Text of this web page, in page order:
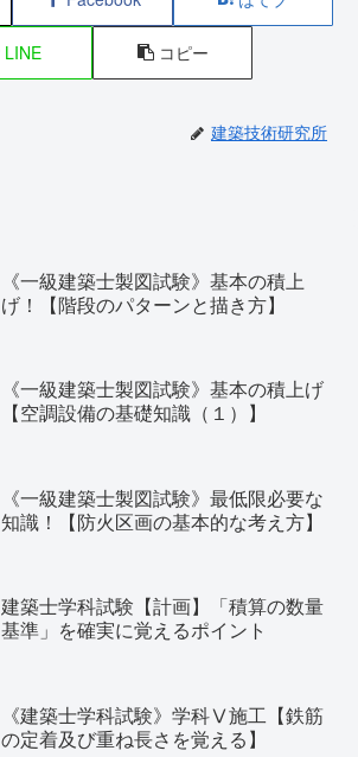
LINE コピー
建築技術研究所
《一級建築士製図試験》基本の積上
げ！【階段のパターンと描き方】
《一級建築士製図試験》基本の積上げ
【空調設備の基礎知識（１）】
《一級建築士製図試験》最低限必要な
知識！【防火区画の基本的な考え方】
建築士学科試験【計画】「積算の数量
基準」を確実に覚えるポイント
《建築士学科試験》学科Ⅴ施工【鉄筋
の定着及び重ね長さを覚える】